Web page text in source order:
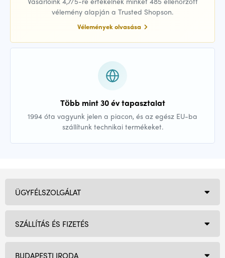
vélemény alapján a Trusted Shopson.
Vélemények olvasása
Több mint 30 év tapasztalat
1994 óta vagyunk jelen a piacon, és az egész EU-ba
szállítunk technikai termékeket.
BUDAPESTI IRODA
ÜGYFÉLSZOLGÁLAT
SZÁLLÍTÁS ÉS FIZETÉS